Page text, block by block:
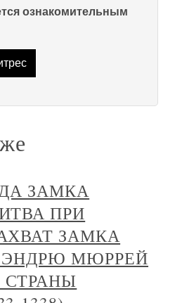
ознакомительным
ЗАМКА
ПРИ
ЗАМКА
ЭНДРЮ МЮРРЕЙ